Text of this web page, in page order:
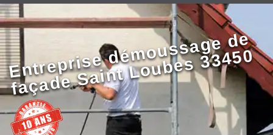
E
ntr
e
pri
s
e
d
é
m
o
u
s
s
a
g
e
d
e
f
a
ç
a
d
e
S
ai
nt
L
o
u
b
e
s
3
3
4
5
0